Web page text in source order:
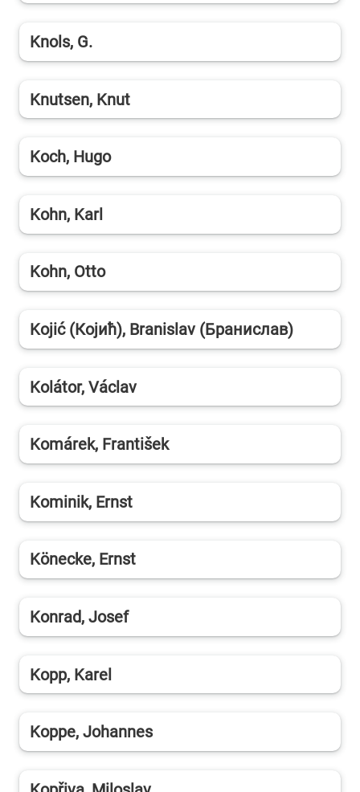
Knols, G.
Knutsen, Knut
Koch, Hugo
Kohn, Karl
Kohn, Otto
Kojić (Којић), Branislav (Бранислав)
Kolátor, Václav
Komárek, František
Kominik, Ernst
Könecke, Ernst
Konrad, Josef
Kopp, Karel
Koppe, Johannes